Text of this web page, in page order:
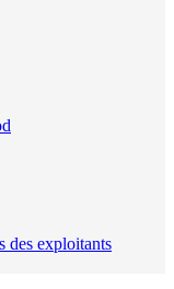
des exploitants